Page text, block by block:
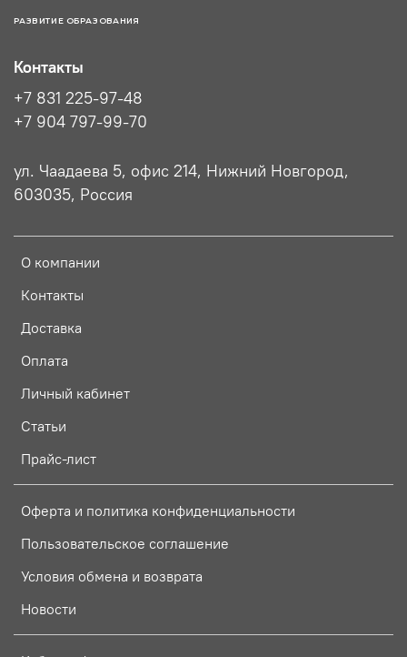
РАЗВИТИЕ ОБРАЗОВАНИЯ
О компании
Контакты
Доставка
Оплата
Личный кабинет
Статьи
Прайс-лист
Оферта и политика конфиденциальности
Пользовательское соглашение
Условия обмена и возврата
Новости
Контакты
+7 831 225-97-48
+7 904 797-99-70
ул. Чаадаева 5, офис 214, Нижний Новгород,
603035, Россия